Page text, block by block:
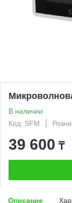
В наличии
Код: SFM
39 600 ₸
Описание